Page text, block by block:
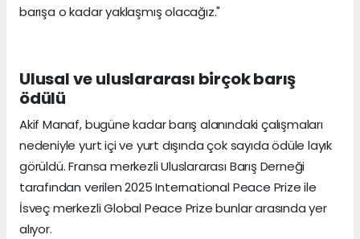
barışa o kadar yaklaşmış olacağız."
Ulusal ve uluslararası birçok barış
ödülü
Akif Manaf, bugüne kadar barış alanındaki çalışmaları
nedeniyle yurt içi ve yurt dışında çok sayıda ödüle layık
görüldü. Fransa merkezli Uluslararası Barış Derneği
tarafından verilen 2025 International Peace Prize ile
İsveç merkezli Global Peace Prize bunlar arasında yer
alıyor.